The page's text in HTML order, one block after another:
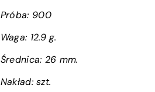
Próba: 900
Waga: 12.9 g.
Średnica: 26 mm.
Nakład: szt.